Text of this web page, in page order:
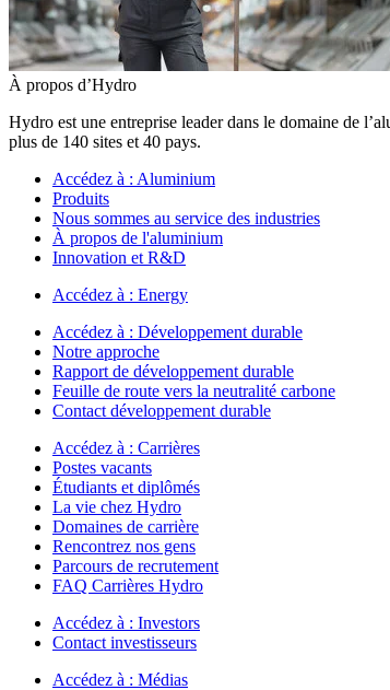
À propos d’Hydro
Hydro est une entreprise leader dans le domaine de
plus de 140 sites et 40 pays.
Accédez à : Aluminium
Produits
Nous sommes au service des industries
À propos de l'aluminium
Innovation et R&D
Accédez à : Energy
Accédez à : Développement durable
Notre approche
Rapport de développement durable
Feuille de route vers la neutralité carbone
Contact développement durable
Accédez à : Carrières
Postes vacants
Étudiants et diplômés
La vie chez Hydro
Domaines de carrière
Rencontrez nos gens
Parcours de recrutement
FAQ Carrières Hydro
Accédez à : Investors
Contact investisseurs
Accédez à : Médias